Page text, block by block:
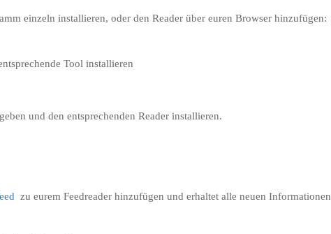
einzeln installieren, oder den Reader über euren Browser hinzufügen:
Tool installieren
und den entsprechenden Reader installieren.
zu eurem Feedreader hinzufügen und erhaltet alle neuen Informationen